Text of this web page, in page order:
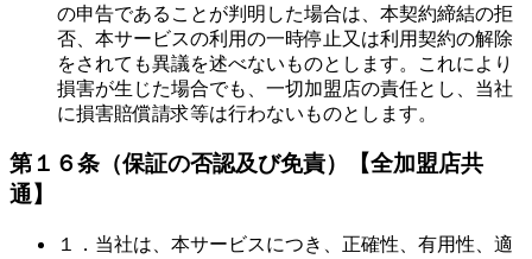
の申告であることが判明した場合は、本契約締結の拒
否、本サービスの利用の一時停止又は利用契約の解除
をされても異議を述べないものとします。これにより
損害が生じた場合でも、一切加盟店の責任とし、当社
に損害賠償請求等は行わないものとします。
第１６条（保証の否認及び免責）
【全加盟店共
通】
１．当社は、本サービスにつき、正確性、有用性、適